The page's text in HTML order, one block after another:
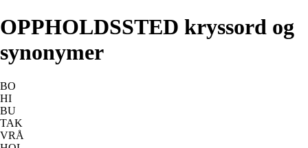
OPPHOLDSSTED kryssord og
synonymer
BO
HI
BU
TAK
VRÅ